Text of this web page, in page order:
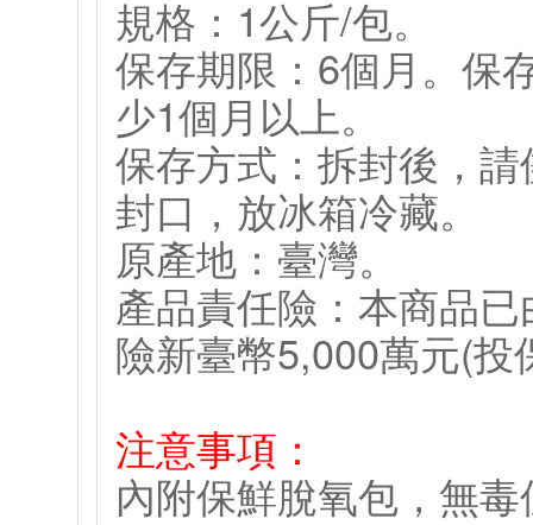
規格：1公斤/包。
保存期限：6個月。保
少1個月以上。
保存方式：拆封後，
封口，放冰箱冷藏。
原產地：臺灣。
產品責任險：本商品
險新臺幣5,000萬元(
注意事項：
內附保鮮脫氧包，無